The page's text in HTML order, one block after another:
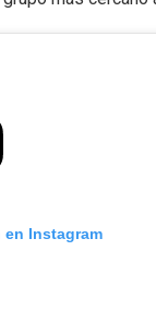
en Instagram